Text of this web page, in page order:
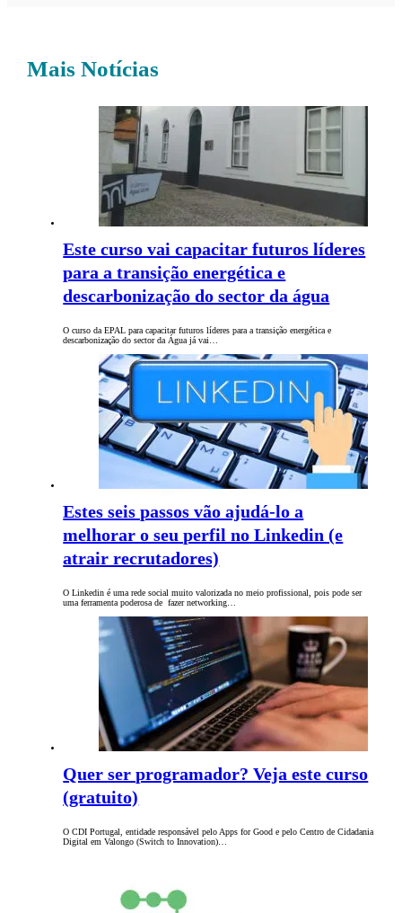
Mais Notícias
Este curso vai capacitar futuros líderes
para a transição energética e
descarbonização do sector da água
O curso da EPAL para capacitar futuros líderes para a transição energética e
descarbonização do sector da Água já vai…
Estes seis passos vão ajudá-lo a
melhorar o seu perfil no Linkedin (e
atrair recrutadores)
O Linkedin é uma rede social muito valorizada no meio profissional, pois pode ser
uma ferramenta poderosa de fazer networking…
Quer ser programador? Veja este curso
(gratuito)
O CDI Portugal, entidade responsável pelo Apps for Good e pelo Centro de Cidadania
Digital em Valongo (Switch to Innovation)…